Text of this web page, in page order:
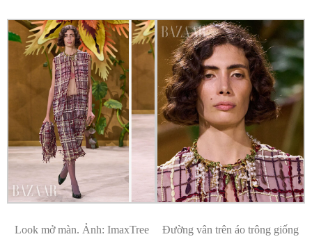
Look mở màn. Ảnh: ImaxTree
Đường vân trên áo trông giống